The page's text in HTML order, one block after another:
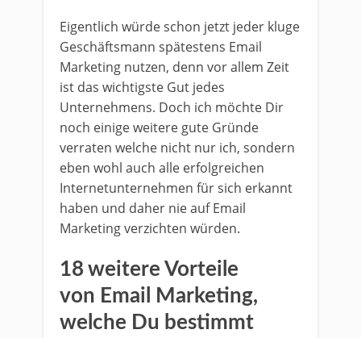
Eigentlich würde schon jetzt jeder kluge
Geschäftsmann spätestens Email
Marketing nutzen, denn vor allem Zeit
ist das wichtigste Gut jedes
Unternehmens. Doch ich möchte Dir
noch einige weitere gute Gründe
verraten welche nicht nur ich, sondern
eben wohl auch alle erfolgreichen
Internetunternehmen für sich erkannt
haben und daher nie auf Email
Marketing verzichten würden.
18 weitere Vorteile
von Email Marketing,
welche Du bestimmt